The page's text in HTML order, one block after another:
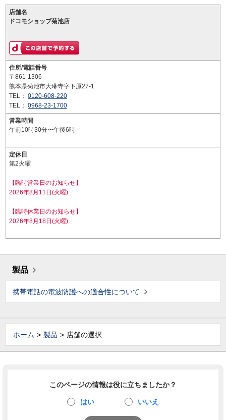
店舗名
ドコモショップ菊池店
住所/電話番号
〒861-1306
熊本県菊池市大琳寺字下原27-1
TEL： 0120-608-220
TEL： 0968-23-1700
営業時間
午前10時30分〜午後6時
定休日
第2火曜
【臨時営業日のお知らせ】
2026年8月11日(火曜)
【臨時休業日のお知らせ】
2026年8月18日(火曜)
製品
携帯電話の電波防護への適合性について
ホーム 製品 店舗の選択
このページの情報は役に立ちましたか？
はい いいえ